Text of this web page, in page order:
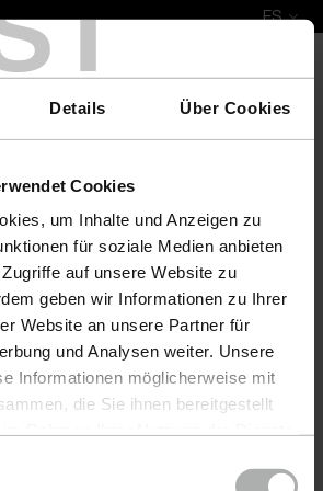
Details Über Cookies
Cookies
um Inhalte und Anzeigen zu
für soziale Medien anbieten
auf unsere Website zu
geben wir Informationen zu Ihrer
Website an unsere Partner für
und Analysen weiter. Unsere
Informationen möglicherweise mit
die Sie ihnen bereitgestellt
Cookies finden Sie unter
ES
Set XL Himolla